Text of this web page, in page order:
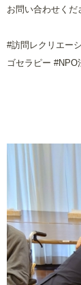
お問い合わせくだ
#訪問レクリエー
ゴセラピー #NPO